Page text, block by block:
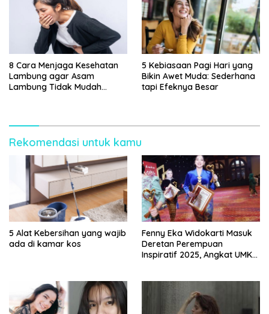
8 Cara Menjaga Kesehatan
Lambung agar Asam
Lambung Tidak Mudah
5 Kebiasaan Pagi Hari yang
Bikin Awet Muda: Sederhana
tapi Efeknya Besar
Rekomendasi untuk kamu
5 Alat Kebersihan yang wajib
ada di kamar kos
Fenny Eka Widokarti Masuk
Deretan Perempuan
Inspiratif 2025, Angkat UMKM